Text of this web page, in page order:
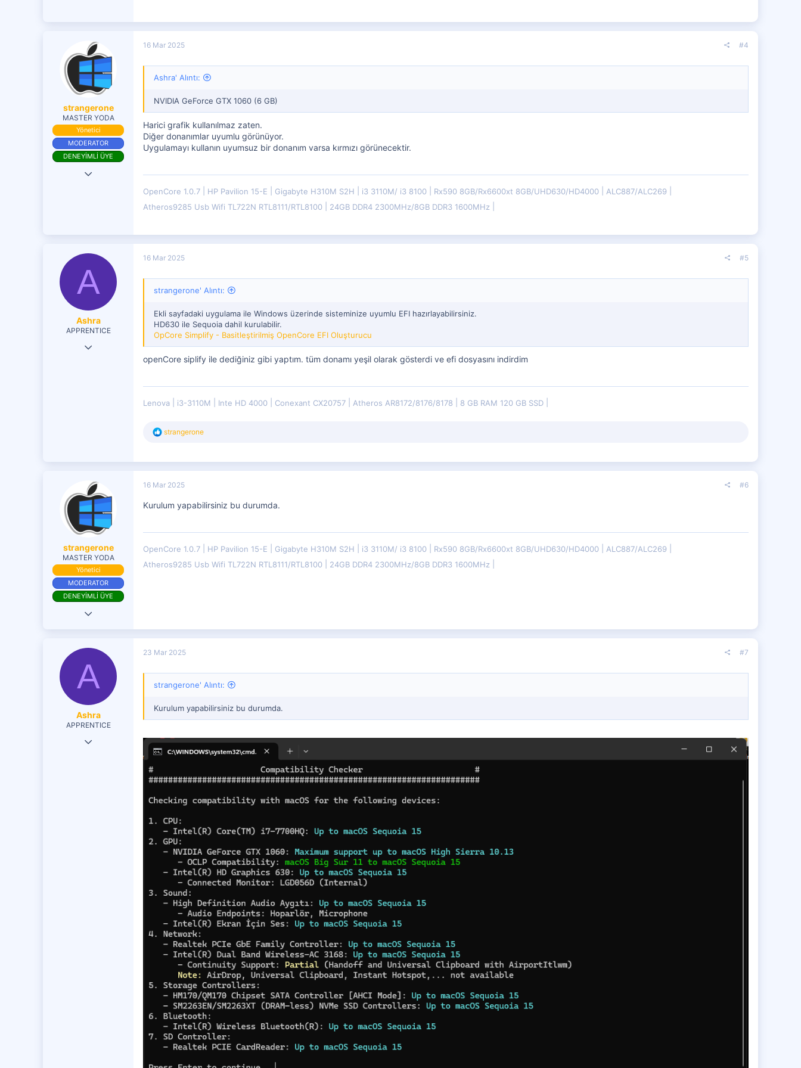
strangerone
MASTER YODA
Yönetici
MODERATOR
DENEYİMLİ ÜYE
9 Haz 2017
16 Mar 2025 #4
Ashra' Alıntı:
NVIDIA GeForce GTX 1060 (6 GB)
Harici grafik kullanılmaz zaten.
Diğer donanımlar uyumlu görünüyor.
Uygulamayı kullanın uyumsuz bir donanım varsa kırmızı görünecektir.
OpenCore 1.0.7 HP Pavilion 15-E Gigabyte H310M S2H i3 3110M/ i3 8100 Rx590 8GB/Rx6600xt 8GB/UHD630/HD4000
ALC887/ALC269
Atheros9285 Usb Wifi TL722N RTL8111/RTL8100
24GB DDR4 2300MHz/8GB DDR3 1600MHz
A
Ashra
APPRENTICE
5 Şub 2020
16 Mar 2025 #5
strangerone' Alıntı:
Ekli sayfadaki uygulama ile Windows üzerinde sisteminize uyumlu EFI hazırlayabilirsiniz.
HD630 ile Sequoia dahil kurulabilir.
OpCore Simplify - Basitleştirilmiş OpenCore EFI Oluşturucu
openCore siplify ile dediğiniz gibi yaptım. tüm donamı yeşil olarak gösterdi ve efi dosyasını indirdim
Lenova i3-3110M Inte HD 4000 Conexant CX20757 Atheros AR8172/8176/8178 8 GB RAM 120 GB SSD
T
i
e
:
strangerone
strangerone
MASTER YODA
Yönetici
MODERATOR
DENEYİMLİ ÜYE
9 Haz 2017
4,401
16 Mar 2025 #6
Kurulum yapabilirsiniz bu durumda.
OpenCore 1.0.7 HP Pavilion 15-E Gigabyte H310M S2H i3 3110M/ i3 8100 Rx590 8GB/Rx6600xt 8GB/UHD630/HD4000
ALC887/ALC269
Atheros9285 Usb Wifi TL722N RTL8111/RTL8100
24GB DDR4 2300MHz/8GB DDR3 1600MHz
A
Ashra
APPRENTICE
5 Şub 2020
23 Mar 2025 #7
strangerone' Alıntı:
Kurulum yapabilirsiniz bu durumda.